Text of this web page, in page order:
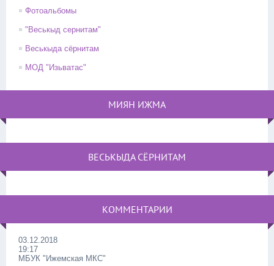
Фотоальбомы
"Веськыд сернитам"
Веськыда сёрнитам
МОД "Изьватас"
МИЯН ИЖМА
ВЕСЬКЫДА СЁРНИТАМ
КОММЕНТАРИИ
03.12.2018
19:17
МБУК "Ижемская МКС"